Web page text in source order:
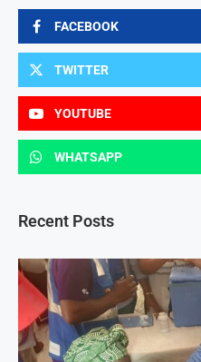
FACEBOOK
TWITTER
YOUTUBE
WHATSAPP
Recent Posts